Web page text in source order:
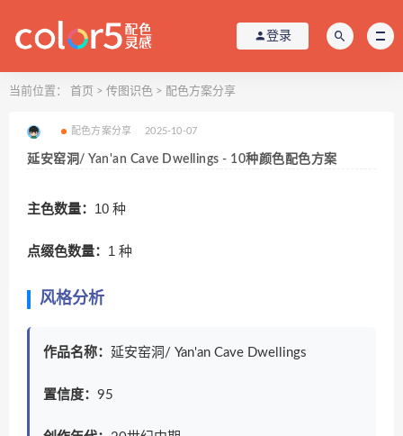
登录
当前位置： 首页 > 传图识色 > 配色方案分享
配色方案分享 2025-10-07
延安窑洞/ Yan'an Cave Dwellings - 10种颜色配色方案
主色数量： 10 种
点缀色数量： 1 种
风格分析
作品名称： 延安窑洞/ Yan'an Cave Dwellings
置信度： 95